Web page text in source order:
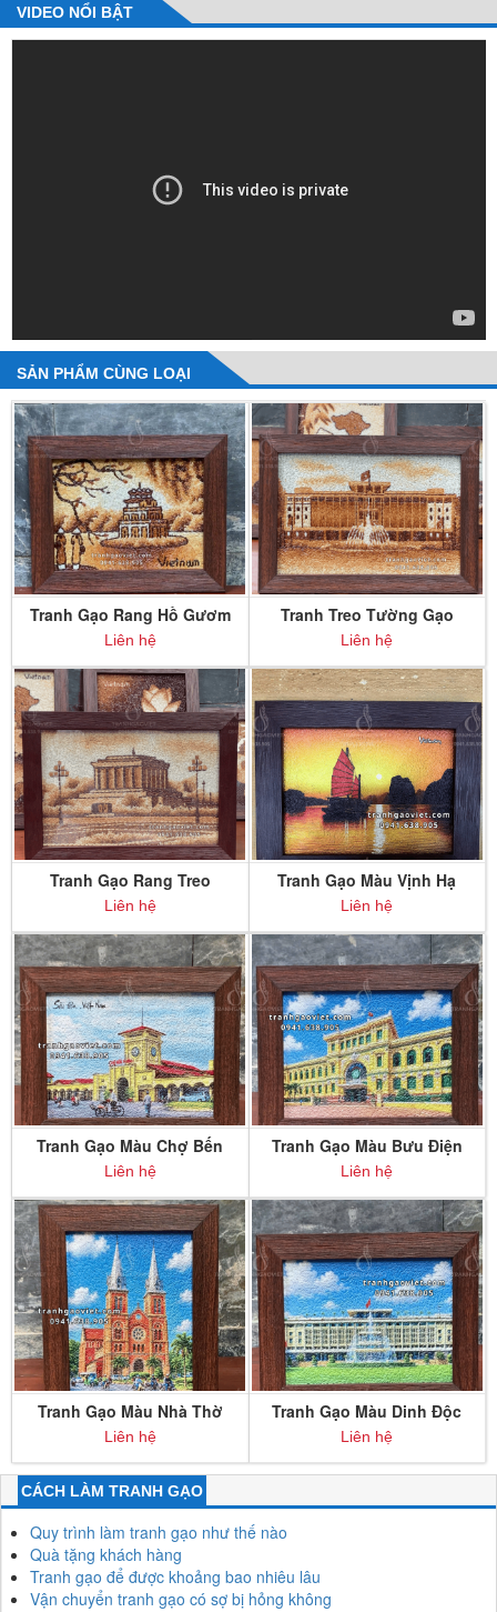
VIDEO NỔI BẬT
SẢN PHẨM CÙNG LOẠI
Tranh Gạo Rang Hồ Gươm
Tháp Rùa Hà Nội để bàn
Liên hệ
Tranh Treo Tường Gạo
Rang Dinh Độc Lập
Liên hệ
Tranh Gạo Rang Treo
Tường Lăng Bác
Liên hệ
Tranh Gạo Màu Vịnh Hạ
Long để bàn
Liên hệ
Tranh Gạo Màu Chợ Bến
Thành để bàn
Liên hệ
Tranh Gạo Màu Bưu Điện
Sài Gòn để bàn
Liên hệ
Tranh Gạo Màu Nhà Thờ
Đức Bà Sài Gòn để bàn
Liên hệ
Tranh Gạo Màu Dinh Độc
Lập để bàn
Liên hệ
CÁCH LÀM TRANH GẠO
Quy trình làm tranh gạo như thế nào
Quà tặng khách hàng
Tranh gạo để được khoảng bao nhiêu lâu
Vận chuyển tranh gạo có sợ bị hỏng không